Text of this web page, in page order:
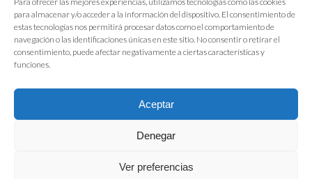
para almacenar y/o acceder a la información del dispositivo. El consentimiento de
estas tecnologías nos permitirá procesar datos como el comportamiento de
navegación o las identificaciones únicas en este sitio. No consentir o retirar el
consentimiento, puede afectar negativamente a ciertas características y
funciones.
Aceptar
Denegar
Ver preferencias
FIAB Federación Española de Industrias de la Alimentación y Bebidas